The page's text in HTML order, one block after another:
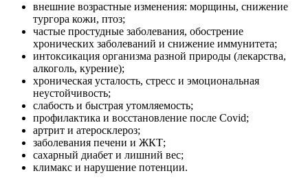
внешние возрастные изменения: морщины, снижение
тургора кожи, птоз;
частые простудные заболевания, обострение
хронических заболеваний и снижение иммунитета;
интоксикация организма разной природы (лекарства,
алкоголь, курение);
хроническая усталость, стресс и эмоциональная
неустойчивость;
слабость и быстрая утомляемость;
профилактика и восстановление после Covid;
артрит и атеросклероз;
заболевания печени и ЖКТ;
сахарный диабет и лишний вес;
климакс и нарушение потенции.